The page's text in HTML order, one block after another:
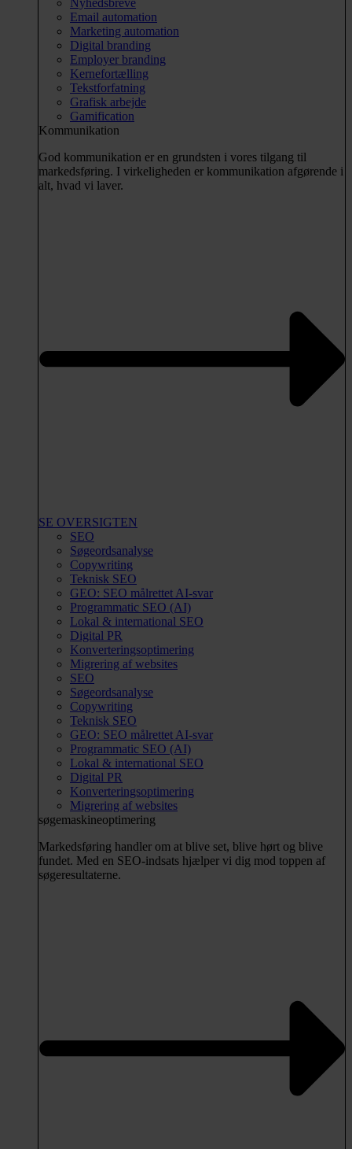
Email automation
Marketing automation
Digital branding
Employer branding
Kernefortælling
Tekstforfatning
Grafisk arbejde
Gamification
Kommunikation
God kommunikation er en grundsten i vores tilgang til
markedsføring. I virkeligheden er kommunikation afgørende i
alt, hvad vi laver.
SE OVERSIGTEN
SEO
Søgeordsanalyse
Copywriting
Teknisk SEO
GEO: SEO målrettet AI-svar
Programmatic SEO (AI)
Lokal & international SEO
Digital PR
Konverteringsoptimering
Migrering af websites
SEO
Søgeordsanalyse
Copywriting
Teknisk SEO
GEO: SEO målrettet AI-svar
Programmatic SEO (AI)
Lokal & international SEO
Digital PR
Konverteringsoptimering
Migrering af websites
søgemaskineoptimering
Markedsføring handler om at blive set, blive hørt og blive
fundet. Med en SEO-indsats hjælper vi dig mod toppen af
søgeresultaterne.